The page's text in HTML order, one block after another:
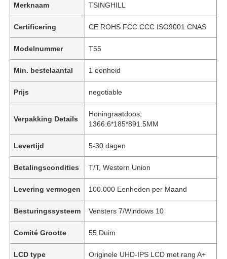
Merknaam TSINGHILL
Certificering CE ROHS FCC CCC ISO9001 CNAS
Modelnummer T55
Min. bestelaantal 1 eenheid
Prijs negotiable
Verpakking Details
Honingraatdoos,
1366.6*185*891.5MM
Levertijd 5-30 dagen
Betalingscondities T/T, Western Union
Levering vermogen 100.000 Eenheden per Maand
Besturingssysteem Vensters 7/Windows 10
Comité Grootte 55 Duim
LCD type Originele UHD-IPS LCD met rang A+